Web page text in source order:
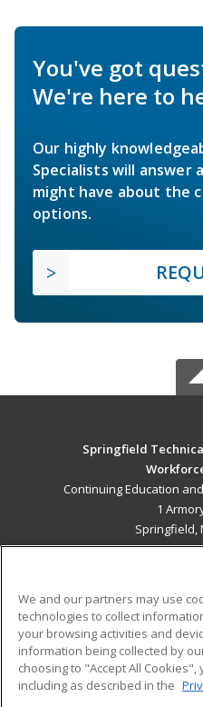
You've got
We're here to
Our highly
Specialists will answer
might have about the
options.
Springfield
Continuing Education
1
Springfield,
Military
Financial Assistance
Help
We and our partners may use
technologies to collect
your browsing activities and
information being collected by
choosing to "Accept All
including as described in the